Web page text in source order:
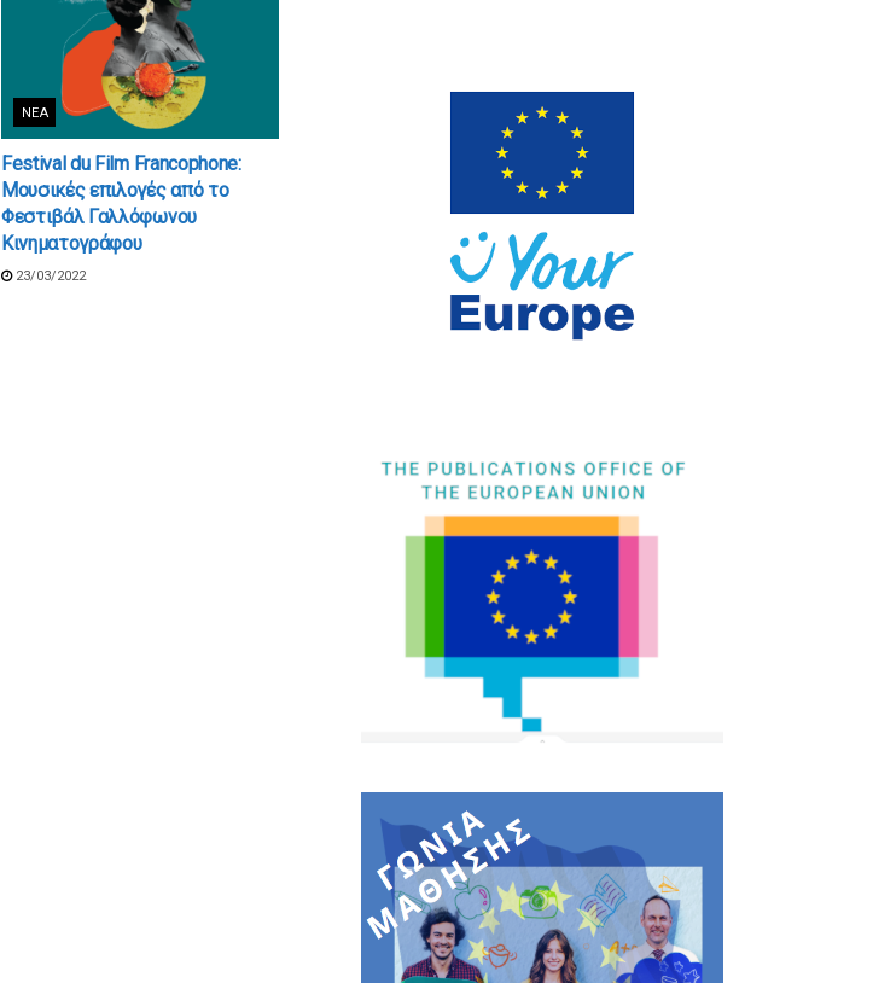
ΝΈΑ
Festival du Film Francophone:
Μουσικές επιλογές από το
Φεστιβάλ Γαλλόφωνου
Κινηματογράφου
23/03/2022